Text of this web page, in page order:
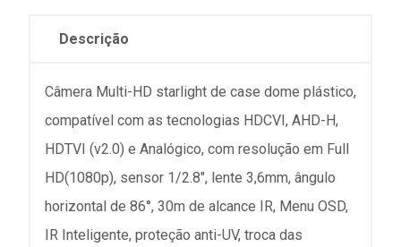
Descrição
Câmera Multi-HD starlight de case dome plástico,
compatível com as tecnologias HDCVI, AHD-H,
HDTVI (v2.0) e Analógico, com resolução em Full
HD(1080p), sensor 1/2.8", lente 3,6mm, ângulo
horizontal de 86°, 30m de alcance IR, Menu OSD,
IR Inteligente, proteção anti-UV, troca das